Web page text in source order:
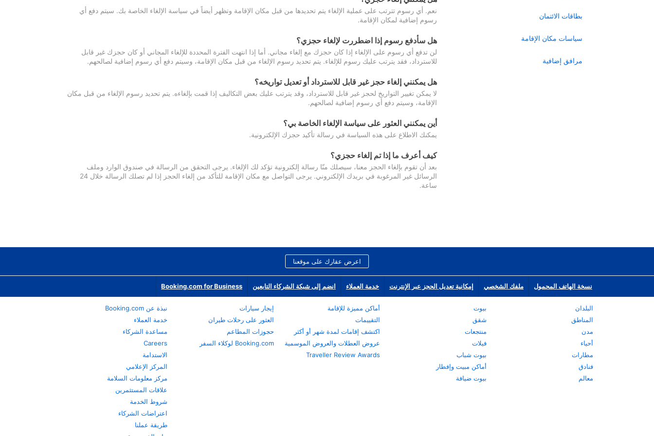
بطاقات الائتمان
سياسات مكان الإقامة
مرافق إضافية
نعم. أي رسوم تترتب على عملية الإلغاء يتم تحديدها من قبل مكان الإقامة وتظهر أيضاً في سياسة الإلغاء الخاصة بك. سيتم دفع أي
رسوم إضافية لمكان الإقامة.
هل سأدفع رسوم إذا اضطررت لإلغاء حجزي؟
لن تدفع أي رسوم على الإلغاء إذا كان حجزك مع إلغاء مجاني. أما إذا انتهت الفترة المحددة للإلغاء المجاني أو كان حجزك غير قابل
للاسترداد، فقد يترتب عليك رسوم للإلغاء. يتم تحديد رسوم الإلغاء من قبل مكان الإقامة، وسيتم دفع أي رسوم إضافية لصالحهم.
هل يمكنني إلغاء حجز غير قابل للاسترداد أو تعديل تواريخه؟
لا يمكن تغيير التواريخ لحجز غير قابل للاسترداد، وقد يترتب عليك بعض التكاليف إذا قمت بإلغاءه. يتم تحديد رسوم الإلغاء من قبل مكان
الإقامة، وسيتم دفع أي رسوم إضافية لصالحهم.
أين يمكنني العثور على سياسة الإلغاء الخاصة بي؟
يمكنك الاطلاع على هذه السياسة في رسالة تأكيد حجزك الإلكترونية.
كيف أعرف ما إذا تم إلغاء حجزي؟
بعد أن تقوم بإلغاء الحجز معنا، سيصلك منّا رسالة إلكترونية تؤكد لك الإلغاء. يرجى التحقق من الرسالة في صندوق الوارد وملف
الرسائل غير المرغوبة في بريدك الإلكتروني. يرجى التواصل مع مكان الإقامة للتأكد من إلغاء الحجز إذا لم تصلك الرسالة خلال 24
ساعة.
اعرض عقارك على موقعنا
نسخة الهاتف المحمول ملفك الشخصي إمكانية تعديل الحجز عبر الإنترنت خدمة العملاء انضم إلى شبكة الشركاء التابعين Booking.com for Business
البلدان
المناطق
مدن
أحياء
مطارات
فنادق
معالم
بيوت
شقق
منتجعات
فيلات
بيوت شباب
أماكن مبيت وإفطار
بيوت ضيافة
أماكن مميزة للإقامة
التقييمات
اكتشف إقامات لمدة شهر أو أكثر
عروض العطلات والعروض الموسمية
Traveller Review Awards
إيجار سيارات
العثور على رحلات طيران
حجوزات المطاعم
Booking.com لوكلاء السفر
نبذة عن Booking.com
خدمة العملاء
مساعدة الشركاء
Careers
الاستدامة
المركز الإعلامي
مركز معلومات السلامة
علاقات المستثمرين
شروط الخدمة
اعتراضات الشركاء
طريقة عملنا